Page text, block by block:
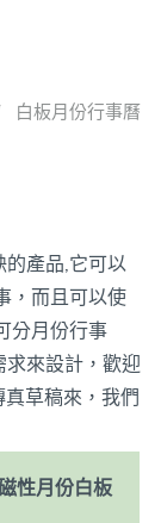
白板月份行事曆
的產品,它可以
，而且可以使
分月份行事
來設計，歡迎
草稿來，我們
性月份白板